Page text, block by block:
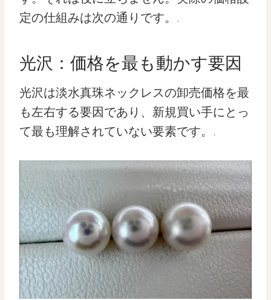
定の仕組みは次の通りです。.
光沢：価格を最も動かす要因
光沢は淡水真珠ネックレスの卸売価格を最
も左右する要因であり、新規買い手にとっ
て最も理解されていない要素です。.